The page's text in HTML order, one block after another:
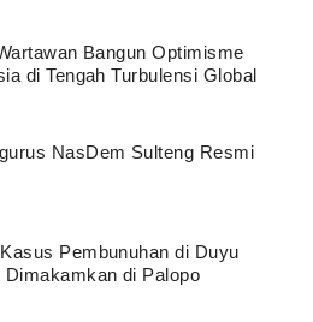
Bangun Optimisme
di Tengah Turbulensi Global
NasDem Sulteng Resmi
Pembunuhan di Duyu
Dimakamkan di Palopo